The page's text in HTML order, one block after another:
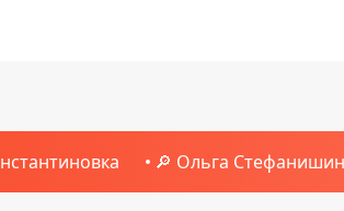
🔎 Ольга